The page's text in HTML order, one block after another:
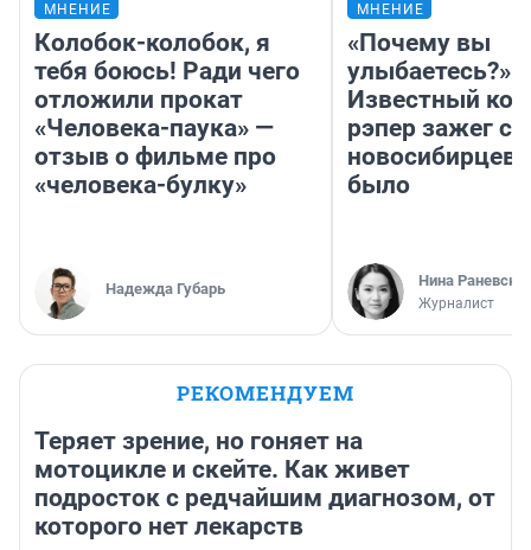
МНЕНИЕ
Колобок-колобок, я
тебя боюсь! Ради чего
отложили прокат
«Человека-паука» —
отзыв о фильме про
«человека-булку»
Надежда Губарь
МНЕНИЕ
«Почему вы
улыбаетесь?»
Известный
рэпер зажег с
новосибирцев:
было
Нина
Журналист
РЕКОМЕНДУЕМ
Теряет зрение, но гоняет на
мотоцикле и скейте. Как живет
подросток с редчайшим диагнозом, от
которого нет лекарств